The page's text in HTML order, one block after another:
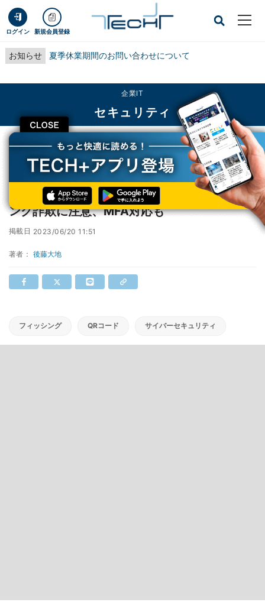
ログイン 新規会員登録
お知らせ 夏季休業期間のお問い合わせについて
CLOSE
企業IT
セキュリティ
TECH+ 企業IT
セキュリティ
QRコードで検出回避するユニークなフィッシング詐欺に注意、MFA対応も
QRコードで検出回避するユニークなフィッシ
ング詐欺に注意、MFA対応も
掲載日 2023/06/20 11:51
著者： 後藤大地
フィッシング QRコード サイバーセキュリティ